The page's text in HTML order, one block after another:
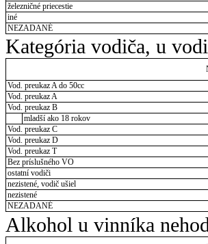
železničné priecestie
iné
NEZADANÉ
Kategória vodiča, u
Vod. preukaz A do 50cc
Vod. preukaz A
Vod. preukaz B
mladší ako 18 rokov
Vod. preukaz C
Vod. preukaz D
Vod. preukaz T
Bez príslušného VO
ostatní vodiči
nezistené, vodič ušiel
nezistené
NEZADANÉ
Alkohol u vinníka